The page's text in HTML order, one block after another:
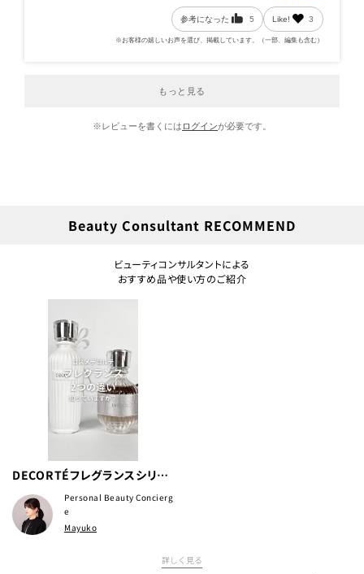
参考になった 5 Like! 3
※お客様の嬉しいお声を選び、掲載しています。（一部、編集も含む）
もっと見る
※レビューを書くには ログインが必要です。
Beauty Consultant RECOMMEND
ビューティコンサルタントによる
おすすめ品や使い方のご紹介
DECORTÉフレグランスシリー
ズ特長をまとめました！
Personal Beauty Concierg
e
Mayuko
詳しく見る